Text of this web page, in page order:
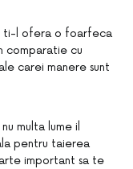
ti-l ofera o foarfeca
comparatie cu
carei manere sunt
multa lume il
pentru taierea
important sa te